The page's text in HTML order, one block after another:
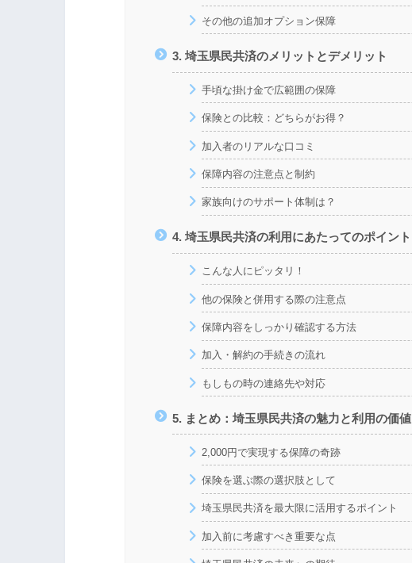
その他の追加オプション保障
3. 埼玉県民共済のメリットとデメリット
手頃な掛け金で広範囲の保障
保険との比較：どちらがお得？
加入者のリアルな口コミ
保障内容の注意点と制約
家族向けのサポート体制は？
4. 埼玉県民共済の利用にあたってのポイント
こんな人にピッタリ！
他の保険と併用する際の注意点
保障内容をしっかり確認する方法
加入・解約の手続きの流れ
もしもの時の連絡先や対応
5. まとめ：埼玉県民共済の魅力と利用の価値
2,000円で実現する保障の奇跡
保険を選ぶ際の選択肢として
埼玉県民共済を最大限に活用するポイント
加入前に考慮すべき重要な点